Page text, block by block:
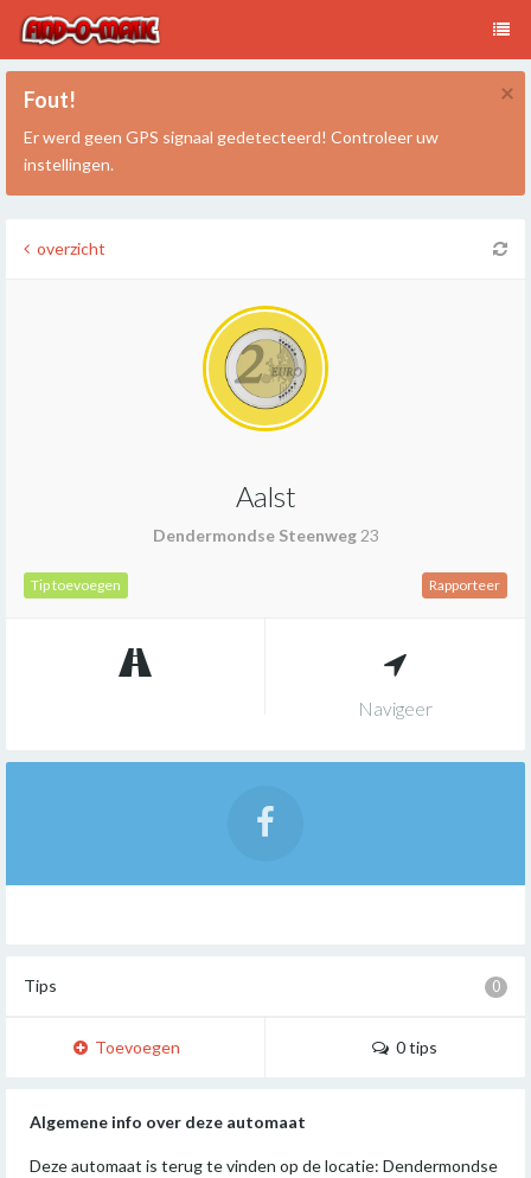
×
Fout!
Er werd geen GPS signaal gedetecteerd! Controleer uw
instellingen.
overzicht
Aalst
Dendermondse Steenweg23
Tip toevoegen Rapporteer
Navigeer
0
Tips
Toevoegen 0 tips
Algemene info over deze automaat
Deze automaat is terug te vinden op de locatie: Dendermondse